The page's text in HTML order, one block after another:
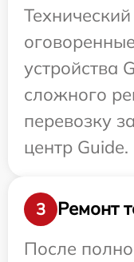
устройства
сложного
перевозку
центр Guide.
3
Ремонт
После